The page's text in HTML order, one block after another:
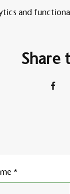
and
Share
*